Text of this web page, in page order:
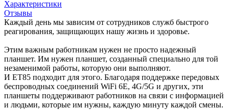
Характеристики
Отзывы
Каждый день мы зависим от сотрудников служб быстрого
реагирования, защищающих нашу жизнь и здоровье.
Этим важным работникам нужен не просто надежный
планшет. Им нужен планшет, созданный специально для той
незаменимой работы, которую они выполняют.
И ET85 подходит для этого. Благодаря поддержке передовых
беспроводных соединений WiFi 6E, 4G/5G и других, эти
планшеты поддерживают работников на связи с информацией
и людьми, которые им нужны, каждую минуту каждой смены.